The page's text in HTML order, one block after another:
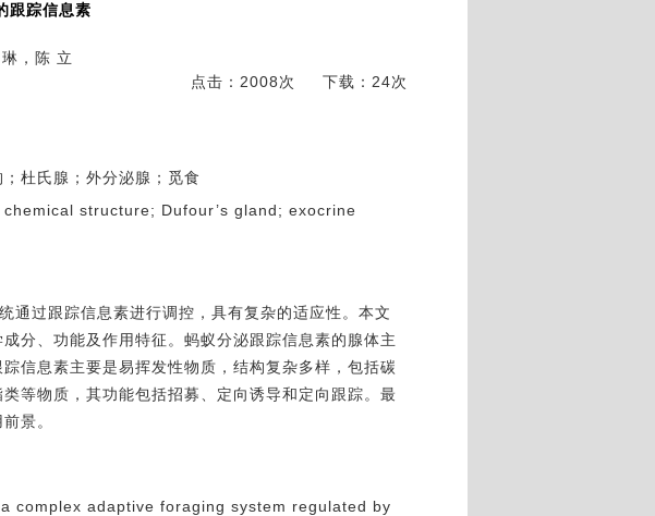
跟踪信息素
，陈 立
点击：2008次
下载：24次
杜氏腺；外分泌腺；觅食
structure; Dufour’s gland; exocrine
通过跟踪信息素进行调控，具有复杂的适应性。本文
分、功能及作用特征。蚂蚁分泌跟踪信息素的腺体主
信息素主要是易挥发性物质，结构复杂多样，包括碳
等物质，其功能包括招募、定向诱导和定向跟踪。最
景。
complex adaptive foraging system regulated by